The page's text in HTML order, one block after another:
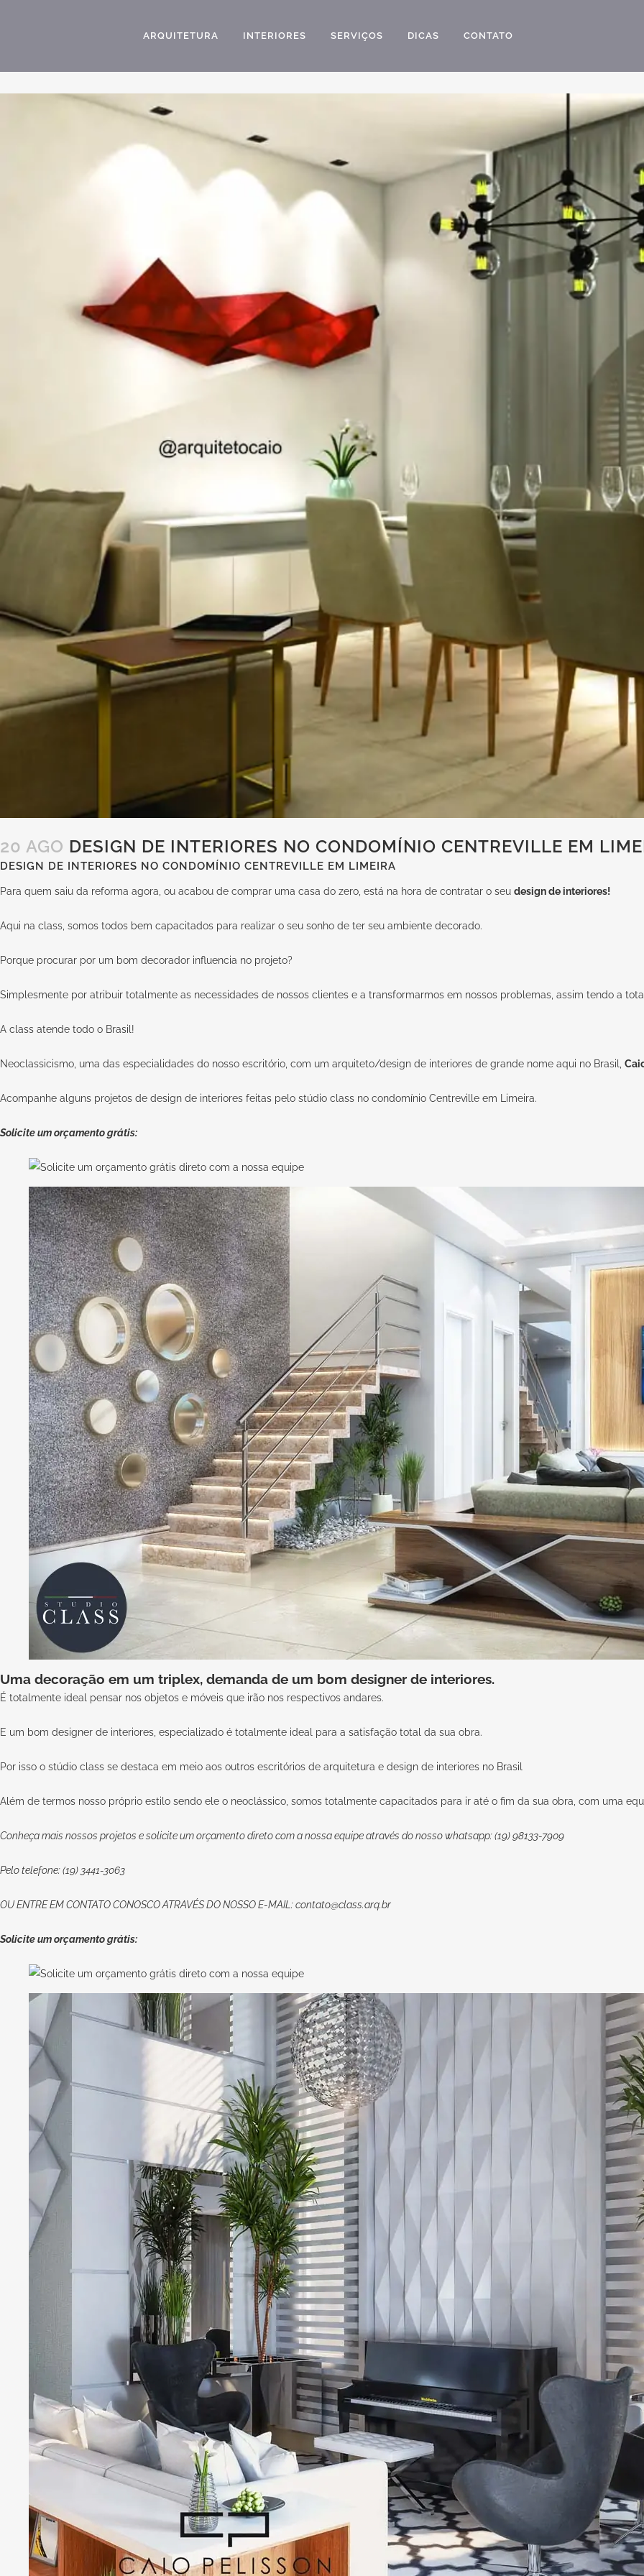
ARQUITETURA INTERIORES SERVIÇOS DICAS CONTATO
20 AGO DESIGN DE INTERIORES NO CONDOMÍNIO CENTREVILLE EM
DESIGN DE INTERIORES NO CONDOMÍNIO CENTREVILLE EM LIMEIRA
Para quem saiu da reforma agora, ou acabou de comprar uma casa do zero, está na hora de contratar o seu design de interiores!
Aqui na class , somos todos bem capacitados para realizar o seu sonho de ter seu ambiente decorado.
Porque procurar por um bom decorador influencia no projeto?
Simplesmente por atribuir totalmente as necessidades de nossos clientes e a transformarmos em nossos problemas, assim tendo a
A class atende todo o Brasil!
Neoclassicismo, uma das especialidades do nosso escritório, com um arquiteto/design de interiores de grande nome aqui no Brasil,
Acompanhe alguns projetos de design de interiores feitas pelo stúdio class no condomínio Centreville em Limeira.
Solicite um orçamento grátis:
Uma decoração em um triplex, demanda de um bom designer de interiores.
É totalmente ideal pensar nos objetos e móveis que irão nos respectivos andares.
E um bom designer de interiores, especializado é totalmente ideal para a satisfação total da sua obra.
Por isso o stúdio class se destaca em meio aos outros escritórios de arquitetura e design de interiores no Brasil
Além de termos nosso próprio estilo sendo ele o neoclássico, somos totalmente capacitados para ir até o fim da sua obra, com uma
Conheça mais nossos projetos e solicite um orçamento direto com a nossa equipe através do nosso whatsapp: (19) 98133-7909
Pelo telefone: (19) 3441-3063
OUENTRE EM CONTATO CONOSCOATRAVÉS DO NOSSO E-MAIL:contato@class.arq.br
Solicite um orçamento grátis: